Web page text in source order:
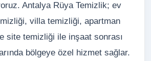
Antalya Rüya Temizlik; ev
villa temizliği, apartman
site temizliği ile inşaat sonrası
bölgeye özel hizmet sağlar.